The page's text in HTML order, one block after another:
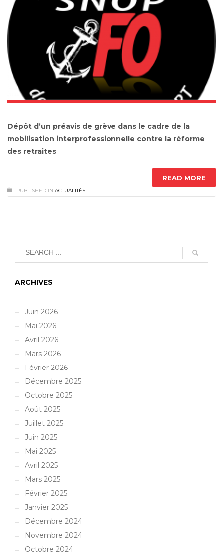
Dépôt d’un préavis de grève dans le cadre de la
mobilisation interprofessionnelle contre la réforme
des retraites
READ MORE
PUBLISHED IN ACTUALITÉS
ARCHIVES
Juin 2026
Mai 2026
Avril 2026
Mars 2026
Février 2026
Décembre 2025
Octobre 2025
Août 2025
Juillet 2025
Juin 2025
Mai 2025
Avril 2025
Mars 2025
Février 2025
Janvier 2025
Décembre 2024
Novembre 2024
Octobre 2024